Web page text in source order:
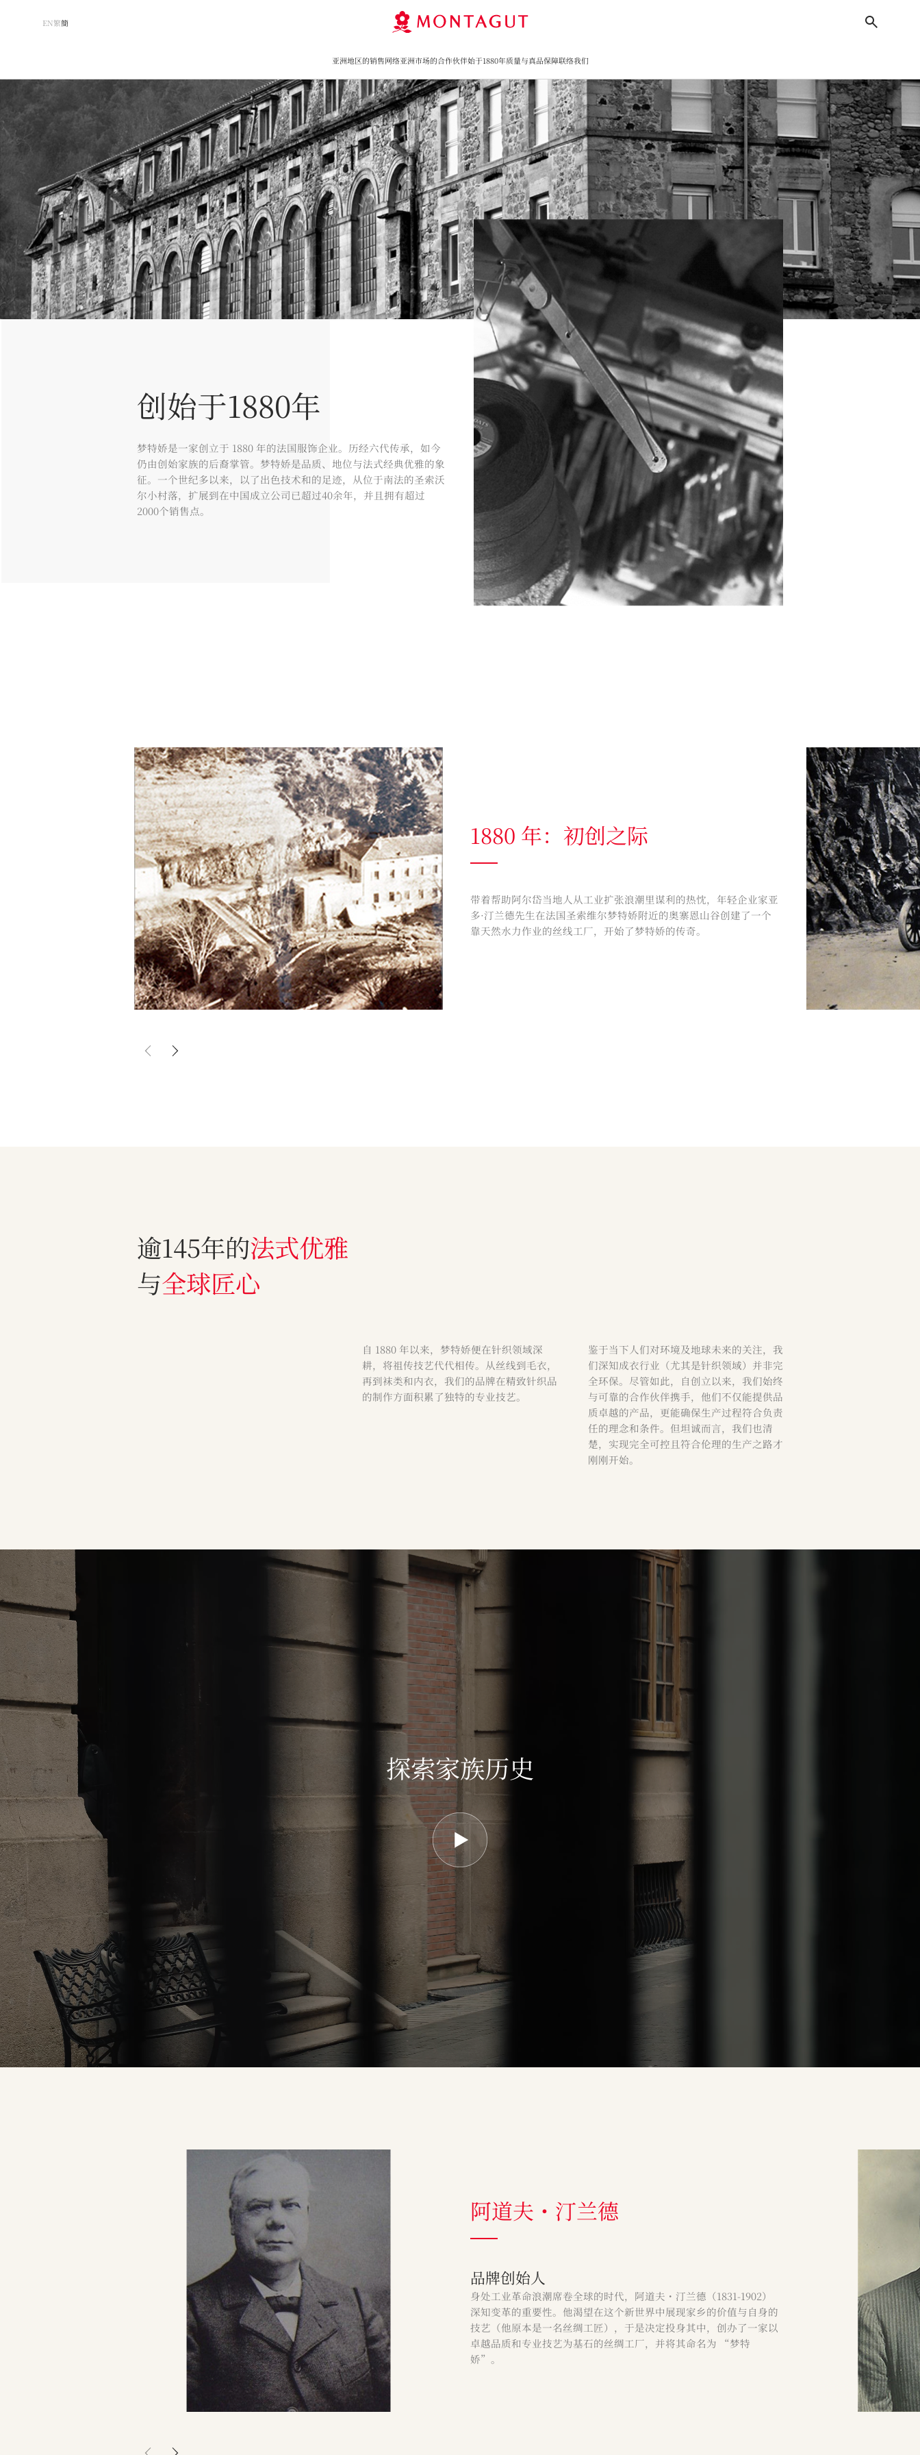
EN繁簡
亚洲地区的销售网络亚洲市场的合作伙伴始于1880年质量与真品保障联络我们
创始于1880年
梦特娇是一家创立于 1880 年的法国服饰企业。历经六代传承，如今
仍由创始家族的后裔掌管。梦特娇是品质、地位与法式经典优雅的象
征。一个世纪多以来，以了出色技术和的足迹，从位于南法的圣索沃
尔小村落，扩展到在中国成立公司已超过40余年，并且拥有超过
2000个销售点。
1880 年：初创之际
带着帮助阿尔岱当地人从工业扩张浪潮里谋利的热忱，年轻企业家亚
多·汀兰德先生在法国圣索维尔梦特娇附近的奥寨恩山谷创建了一个
靠天然水力作业的丝线工厂，开始了梦特娇的传奇。
逾145年的法式优雅
与全球匠心
自 1880 年以来，梦特娇便在针织领域深
耕，将祖传技艺代代相传。从丝线到毛衣，
再到袜类和内衣，我们的品牌在精致针织品
的制作方面积累了独特的专业技艺。
鉴于当下人们对环境及地球未来的关注，我
们深知成衣行业（尤其是针织领域）并非完
全环保。尽管如此，自创立以来，我们始终
与可靠的合作伙伴携手，他们不仅能提供品
质卓越的产品，更能确保生产过程符合负责
任的理念和条件。但坦诚而言，我们也清
楚，实现完全可控且符合伦理的生产之路才
刚刚开始。
探索家族历史
阿道夫・汀兰德
品牌创始人
身处工业革命浪潮席卷全球的时代，阿道夫・汀兰德（1831-1902）
深知变革的重要性。他渴望在这个新世界中展现家乡的价值与自身的
技艺（他原本是一名丝绸工匠），于是决定投身其中，创办了一家以
卓越品质和专业技艺为基石的丝绸工厂，并将其命名为 “梦特
娇”。